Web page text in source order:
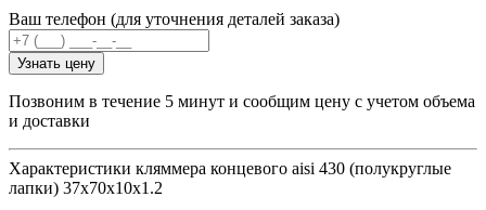
Ваш телефон (для уточнения деталей заказа)
Узнать цену
Позвоним в течение 5 минут и сообщим цену с учетом объема
и доставки
Характеристики кляммера концевого aisi 430 (полукруглые
лапки) 37х70х10х1.2